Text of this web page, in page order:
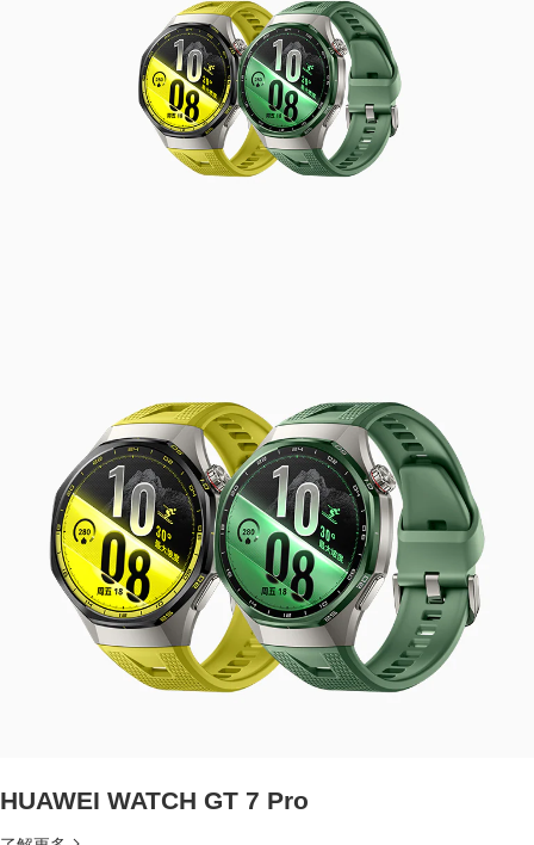
HUAWEI WATCH GT 7 Pro